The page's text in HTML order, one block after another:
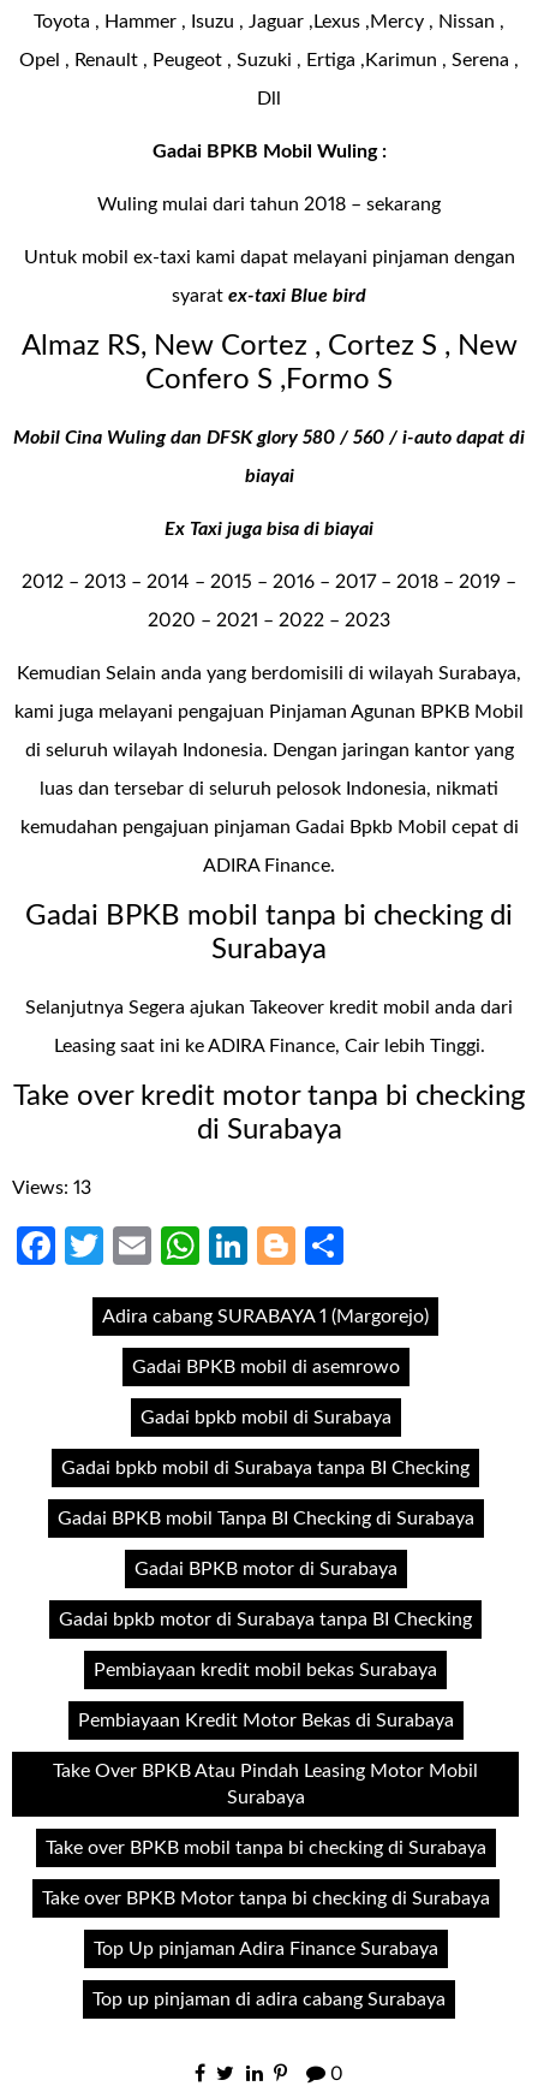
Toyota , Hammer , Isuzu , Jaguar ,Lexus ,Mercy , Nissan ,
Opel , Renault , Peugeot , Suzuki , Ertiga ,Karimun , Serena ,
Dll
Gadai BPKB Mobil Wuling :
Wuling mulai dari tahun 2018 – sekarang
Untuk mobil ex-taxi kami dapat melayani pinjaman dengan
syarat ex-taxi Blue bird
Almaz RS, New Cortez , Cortez S , New
Confero S ,Formo S
Mobil Cina Wuling dan DFSK glory 580 / 560 / i-auto dapat di
biayai
Ex Taxi juga bisa di biayai
2012 – 2013 – 2014 – 2015 – 2016 – 2017 – 2018 – 2019 –
2020 – 2021 – 2022 – 2023
Kemudian Selain anda yang berdomisili di wilayah Surabaya,
kami juga melayani pengajuan Pinjaman Agunan BPKB Mobil
di seluruh wilayah Indonesia. Dengan jaringan kantor yang
luas dan tersebar di seluruh pelosok Indonesia, nikmati
kemudahan pengajuan pinjaman Gadai Bpkb Mobil cepat di
ADIRA Finance.
Gadai BPKB mobil tanpa bi checking di
Surabaya
Selanjutnya Segera ajukan Takeover kredit mobil anda dari
Leasing saat ini ke ADIRA Finance, Cair lebih Tinggi.
Take over kredit motor tanpa bi checking
di Surabaya
Views: 13
Facebook
Twitter
EmailWhatsApp
LinkedIn
Blogger
Adira cabang SURABAYA 1 (Margorejo)
Gadai BPKB mobil di asemrowo
Gadai bpkb mobil di Surabaya
Gadai bpkb mobil di Surabaya tanpa BI Checking
Gadai BPKB mobil Tanpa BI Checking di Surabaya
Gadai BPKB motor di Surabaya
Gadai bpkb motor di Surabaya tanpa BI Checking
Pembiayaan kredit mobil bekas Surabaya
Pembiayaan Kredit Motor Bekas di Surabaya
Take Over BPKB Atau Pindah Leasing Motor Mobil
Surabaya
Take over BPKB mobil tanpa bi checking di Surabaya
Take over BPKB Motor tanpa bi checking di Surabaya
Top Up pinjaman Adira Finance Surabaya
Top up pinjaman di adira cabang Surabaya
0